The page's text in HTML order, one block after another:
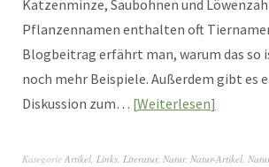
Katzenminze, Saubohnen und
Pflanzennamen enthalten oft
Blogbeitrag erfährt man, warum das so
noch mehr Beispiele. Außerdem gibt es
Diskussion zum… Weiterlesen
Kategorie Artikel, Links, Literatur, Natur, Natur-Artikel,